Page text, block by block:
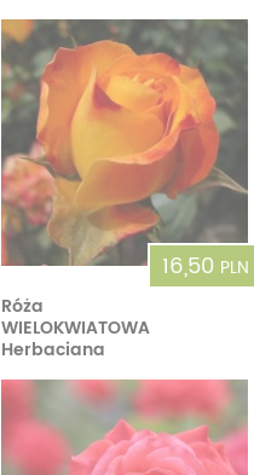
16,50 PLN
Róża
WIELOKWIATOWA
Herbaciana